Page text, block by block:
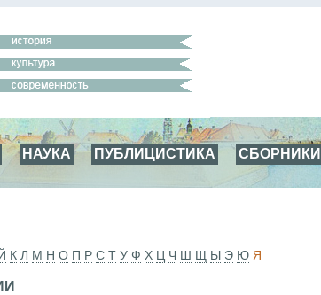
НАУКА ПУБЛИЦИСТИКА СБОРНИКИ
К Л М Н О П Р С Т У Ф Х Ц Ч Ш Щ Ы Э Ю Я